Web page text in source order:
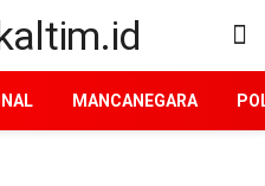
MANCANEGARA